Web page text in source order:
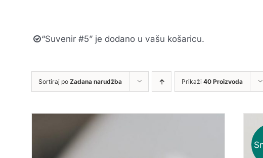
“Suvenir #5” je dodano u vašu košaricu.
Sortiraj po Zadana narudžba Prikaži 40 Proizvoda